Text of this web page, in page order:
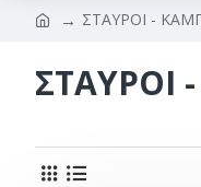
ΣΤΑΥΡΟΙ -
ΣΤΑΥΡΟΙ